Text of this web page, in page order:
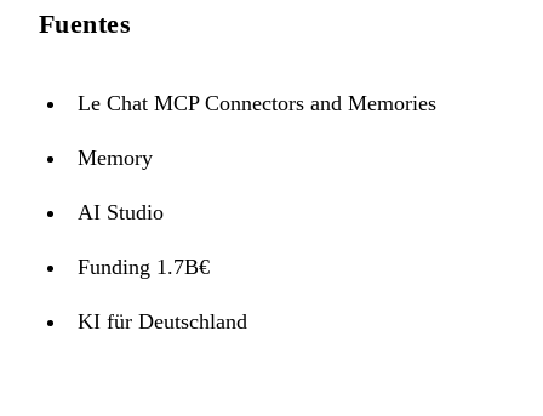
Fuentes
Le Chat MCP Connectors and Memories
Memory
AI Studio
Funding 1.7B€
KI für Deutschland